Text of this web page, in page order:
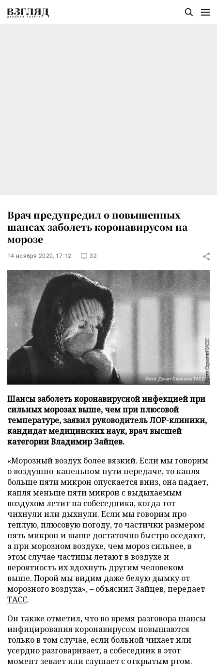
Врач предупредил о повышенных
шансах заболеть коронавирусом на
морозе
14 ноября 2020, 17:12 32
Фото: Донат Сорокин/ТАСС
Шансы заболеть коронавирусной инфекцией при
сильных морозах выше, чем при плюсовой
температуре, заявил руководитель ЛОР-клиники,
кандидат медицинских наук, врач высшей
категории Владимир Зайцев.
«Морозный воздух более вязкий. Если мы говорим
о воздушно-капельном пути передаче, то капля
больше пяти микрон опускается вниз, она падает,
капля меньше пяти микрон с выдыхаемым
воздухом летит на собеседника, когда тот
чихнули или дыхнули. Если мы говорим про
теплую, плюсовую погоду, то частички размером
пять микрон и выше достаточно быстро оседают,
а при морозном воздухе, чем мороз сильнее, в
этом случае частицы летают в воздухе и
вероятность их вдохнуть другим человеком
выше. Порой мы видим даже белую дымку от
морозного воздуха», – объяснил Зайцев, передает
ТАСС.
Он также отметил, что во время разговора шансы
инфицирования коронавирусом повышаются
только в том случае, если больной чихает или
усердно разговаривает, а собеседник в этот
момент зевает или слушает с открытым ртом.